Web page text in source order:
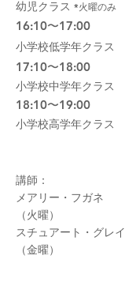
幼児クラス *火曜のみ
16:10〜17:00
小学校低学年クラス
17:10〜18:00
小学校中学年クラス
18:10〜19:00
小学校高学年クラス
​講師：
メアリー・フガネ
（火曜）
スチュアート・グレイ
​（金曜）